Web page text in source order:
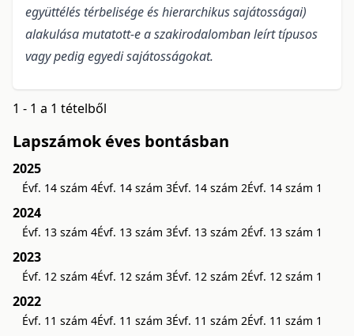
együttélés térbelisége és hierarchikus sajátosságai)
alakulása mutatott-e a szakirodalomban leírt típusos
vagy pedig egyedi sajátosságokat.
1 - 1 a 1 tételből
Lapszámok éves bontásban
2025
Évf. 14 szám 4Évf. 14 szám 3Évf. 14 szám 2Évf. 14 szám 1
2024
Évf. 13 szám 4Évf. 13 szám 3Évf. 13 szám 2Évf. 13 szám 1
2023
Évf. 12 szám 4Évf. 12 szám 3Évf. 12 szám 2Évf. 12 szám 1
2022
Évf. 11 szám 4Évf. 11 szám 3Évf. 11 szám 2Évf. 11 szám 1